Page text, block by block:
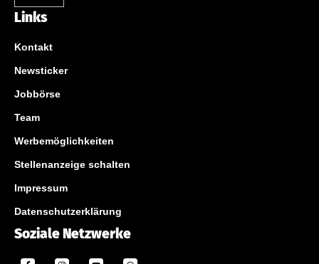
Links
Kontakt
Newsticker
Jobbörse
Team
Werbemöglichkeiten
Stellenanzeige schalten
Impressum
Datenschutzerklärung
Soziale Netzwerke